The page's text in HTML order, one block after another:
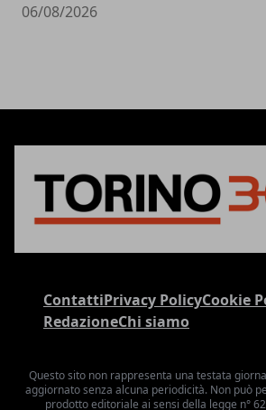
06/08/2026
ContattiPrivacy PolicyCookie
RedazioneChi siamo
Questo sito non rappresenta una testata
aggiornato senza alcuna periodicità. Non può
prodotto editoriale ai sensi della legge n°